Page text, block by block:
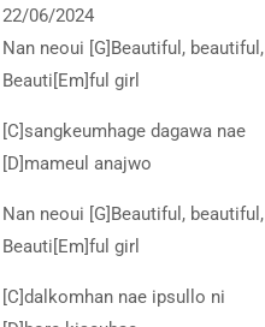
22/06/2024
Nan neoui [G]Beautiful, beautiful,
Beauti[Em]ful girl
[C]sangkeumhage dagawa nae
[D]mameul anajwo
Nan neoui [G]Beautiful, beautiful,
Beauti[Em]ful girl
[C]dalkomhan nae ipsullo ni